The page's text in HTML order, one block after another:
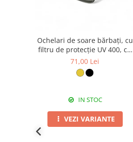
Ochelari de soare bărbați, cu
filtru de protecție UV 400, cu
toc cadou, OSB63
71,00 Lei
IN STOC
VEZI VARIANTE